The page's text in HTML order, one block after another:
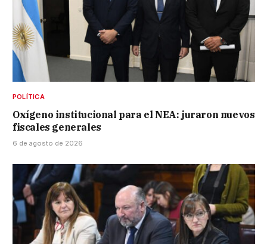
POLÍTICA
Oxígeno institucional para el NEA: juraron nuevos
fiscales generales
6 de agosto de 2026